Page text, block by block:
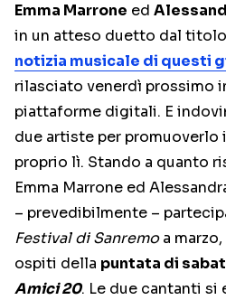
Emma Marrone ed
in un atteso duetto dal titolo
notizia musicale di questi
rilasciato venerdì prossimo
piattaforme digitali. E
due artiste per promuoverlo
proprio lì. Stando a quanto
Emma Marrone ed
– prevedibilmente –
Festival di Sanremoa
ospiti della puntata di
Amici 20. Le due cantanti